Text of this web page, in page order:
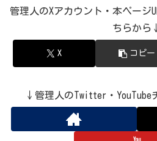
管理人のXアカウント・本ページ
ちらから
X コピー
↓管理人のTwitter・YouTube